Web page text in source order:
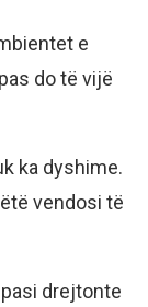
e
do të vijë
ka dyshime.
vendosi të
drejtonte